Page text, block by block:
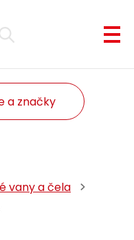
a značky
vany a čela